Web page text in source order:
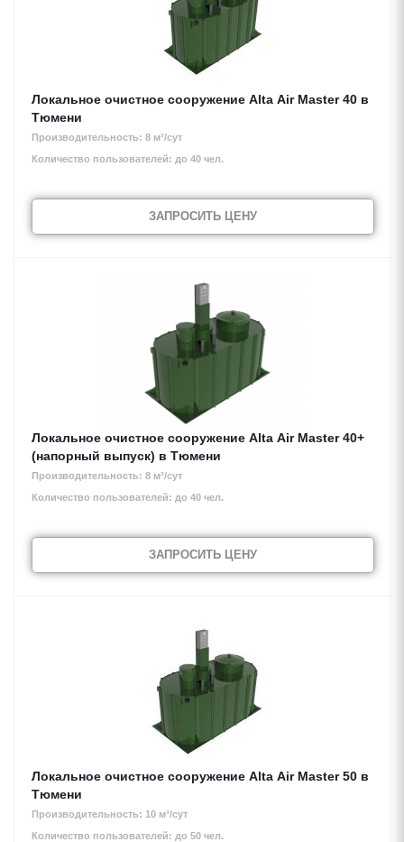
Локальное очистное сооружение Alta Air Master 40 в
Тюмени
Производительность: 8 м³/сут
Количество пользователей: до 40 чел.
ЗАПРОСИТЬ ЦЕНУ
Локальное очистное сооружение Alta Air Master 40+
(напорный выпуск) в Тюмени
Производительность: 8 м³/сут
Количество пользователей: до 40 чел.
ЗАПРОСИТЬ ЦЕНУ
Локальное очистное сооружение Alta Air Master 50 в
Тюмени
Производительность: 10 м³/сут
Количество пользователей: до 50 чел.